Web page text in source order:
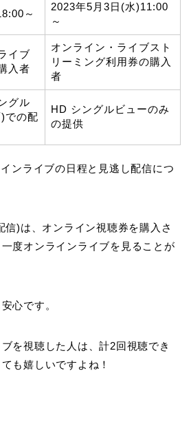
～
2023年5月3日(水)11:00
～
イブ
入者
オンライン・ライブスト
リーミング利用券の購入
者
グル
での配
HD シングルビューのみ
の提供
ンライブの日程と見逃し配信につ
信)は、オンライン視聴券を購入さ
度オンラインライブを見ることが
心です。
を視聴した人は、計2回視聴でき
も嬉しいですよね！